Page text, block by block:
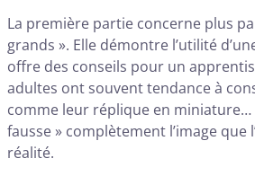
La première partie concerne plus
grands ». Elle démontre l’utilité
offre des conseils pour un
adultes ont souvent tendance à
comme leur réplique en
fausse » complètement l’image que
réalité.